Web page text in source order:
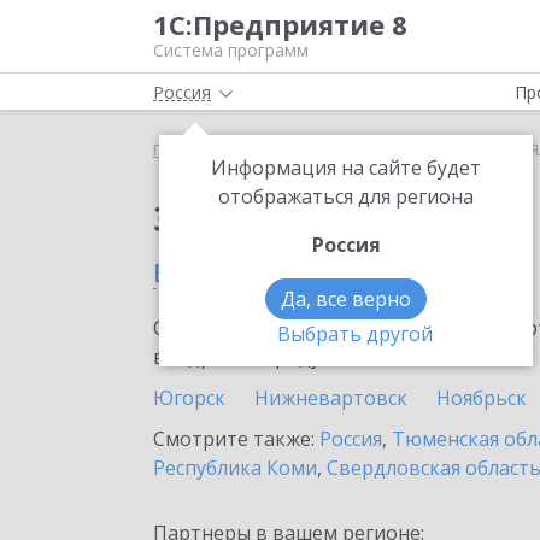
1С:Предприятие 8
Система программ
Россия
Информация на сайте будет
отображаться для региона
Россия
Да, все верно
Выбрать другой
Главная 1С:ЕГИСЗ в
Заказать 1С:ЕГИСЗ
в Ялуторовске
Ознакомьтесь с информационными
внедрение продукта.
Югорск
Нижневартовск Ноябрьск
Смотрите также: Россия, Тюменская
Республика Коми, Свердловская область
Партнеры в вашем регионе: